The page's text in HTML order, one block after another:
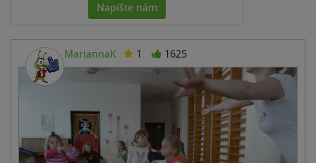
Napíšte nám
MariannaK 1 1625